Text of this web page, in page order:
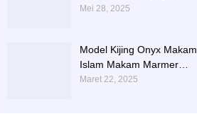
Makam Batu Alam
Mei 28, 2025
Model Kijing Onyx Makam
Islam Makam Marmer
Karawang
Maret 22, 2025